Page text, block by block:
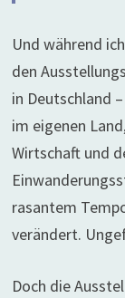
Und während
den
in Deutschland
im eigenen
Wirtschaft und
rasantem
verändert.
Doch die